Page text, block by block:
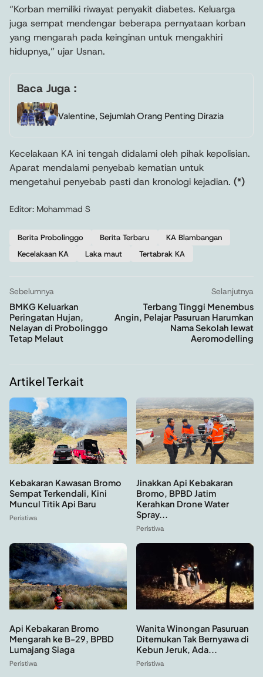
“Korban memiliki riwayat penyakit diabetes. Keluarga
juga sempat mendengar beberapa pernyataan korban
yang mengarah pada keinginan untuk mengakhiri
hidupnya,” ujar Usnan.
Baca Juga :
Valentine, Sejumlah Orang Penting Dirazia
Kecelakaan KA ini tengah didalami oleh pihak kepolisian.
Aparat mendalami penyebab kematian untuk
mengetahui penyebab pasti dan kronologi kejadian. (*)
Editor: Mohammad S
Berita Probolinggo Berita Terbaru
KA Blambangan
Kecelakaan KA
Laka maut Tertabrak KA
Sebelumnya
BMKG Keluarkan
Peringatan Hujan,
Nelayan di Probolinggo
Tetap Melaut
Selanjutnya
Terbang Tinggi Menembus
Angin, Pelajar Pasuruan Harumkan
Nama Sekolah lewat
Aeromodelling
Artikel Terkait
Kebakaran Kawasan Bromo
Sempat Terkendali, Kini
Muncul Titik Api Baru
Peristiwa
Jinakkan Api Kebakaran
Bromo, BPBD Jatim
Kerahkan Drone Water
Spray...
Peristiwa
Api Kebakaran Bromo
Mengarah ke B-29, BPBD
Lumajang Siaga
Peristiwa
Wanita Winongan Pasuruan
Ditemukan Tak Bernyawa di
Kebun Jeruk, Ada...
Peristiwa